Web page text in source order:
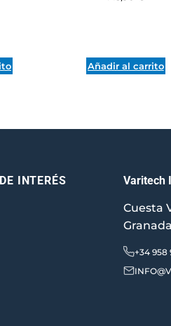
Añadir al carrito
INTERÉS Varitech
Cuesta
+34 958